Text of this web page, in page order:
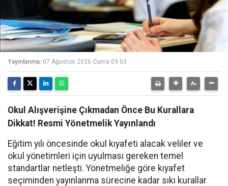
Yayınlanma: 07 Ağustos 2026 Cuma 09:03
Okul Alışverişine Çıkmadan Önce Bu Kurallara
Dikkat! Resmi Yönetmelik Yayınlandı
Eğitim yılı öncesinde okul kıyafeti alacak veliler ve
okul yönetimleri için uyulması gereken temel
standartlar netleşti. Yönetmeliğe göre kıyafet
seçiminden yayınlanma sürecine kadar sıkı kurallar